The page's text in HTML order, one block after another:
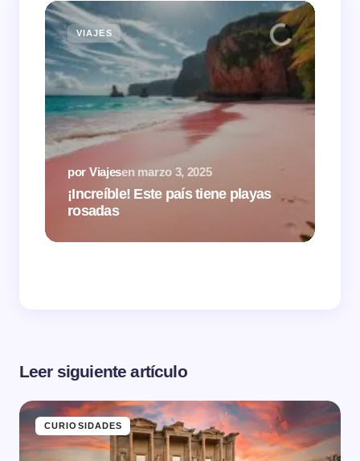
VIAJES
¡Increíble! Este país tiene playas
rosadas
por Viajesen marzo 3, 2025
Leer siguiente artículo
CURIOSIDADES